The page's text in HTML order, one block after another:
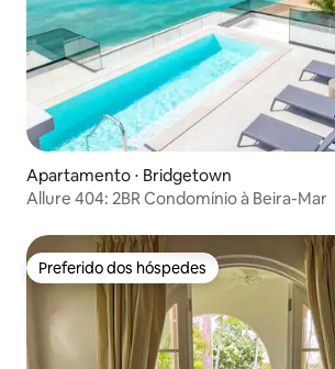
Apartamento ⋅ Bridgetown
Allure 404: 2BR Condomínio à Beira-Mar
Preferido dos hóspedes
Preferido dos hóspedes